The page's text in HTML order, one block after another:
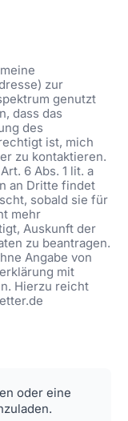
zur
genutzt
dass das
des
ist, mich
zu kontaktieren.
6 Abs. 1 lit. a
an Dritte findet
sobald sie für
mehr
Auskunft der
zu beantragen.
Angabe von
mit
Hierzu reicht
oder eine